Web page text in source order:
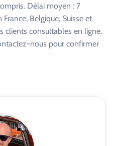
Délai moyen : 7
Belgique, Suisse et
clients consultables en ligne.
nous pour confirmer